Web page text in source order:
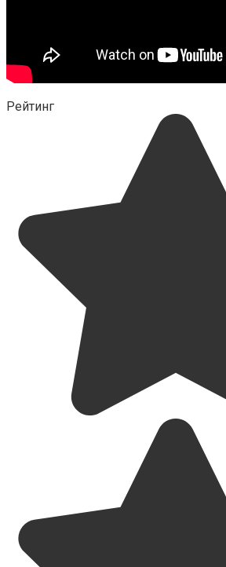
Рейтинг